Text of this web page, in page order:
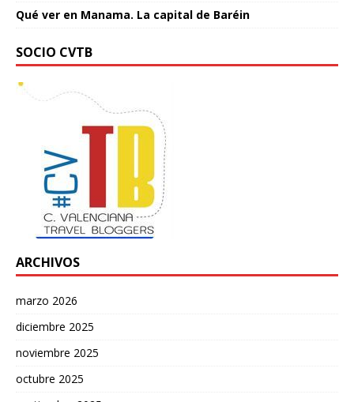
Qué ver en Manama. La capital de Baréin
SOCIO CVTB
ARCHIVOS
marzo 2026
diciembre 2025
noviembre 2025
octubre 2025